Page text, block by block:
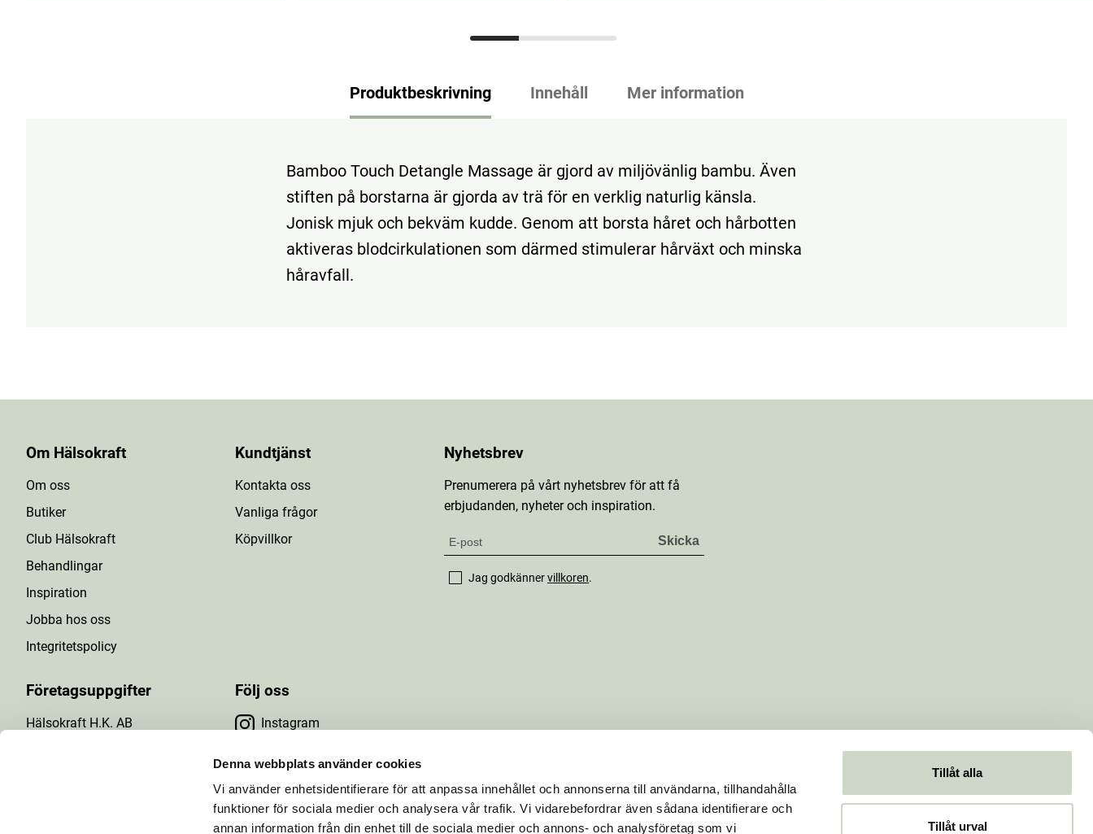
Denna webbplats använder cookies
Vi använder enhetsidentifierare för att anpassa innehållet och annonserna till användarna, tillhandahålla
funktioner för sociala medier och analysera vår trafik. Vi vidarebefordrar även sådana identifierare och
annan information från din enhet till de sociala medier och annons- och analysföretag som vi
Tillåt alla
Tillåt urval
Produktbeskrivning Innehåll Mer information
Bamboo Touch Detangle Massage är gjord av miljövänlig bambu. Även
stiften på borstarna är gjorda av trä för en verklig naturlig känsla.
Jonisk mjuk och bekväm kudde. Genom att borsta håret och hårbotten
aktiveras blodcirkulationen som därmed stimulerar hårväxt och minska
håravfall.
Om Hälsokraft
Om oss
Butiker
Club Hälsokraft
Behandlingar
Inspiration
Jobba hos oss
Integritetspolicy
Kundtjänst
Kontakta oss
Vanliga frågor
Köpvillkor
Företagsuppgifter
Hälsokraft H.K. AB
Följ oss
Instagram
Facebook
YouTube
Nyhetsbrev
Prenumerera på vårt nyhetsbrev för att få
erbjudanden, nyheter och inspiration.
Jag godkännervillkoren.